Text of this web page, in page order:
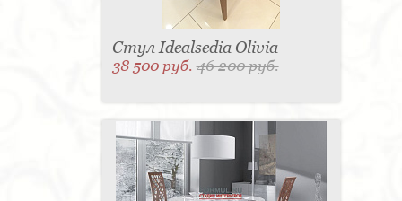
Стул Idealsedia Olivia
38 500 руб.46 200 руб.